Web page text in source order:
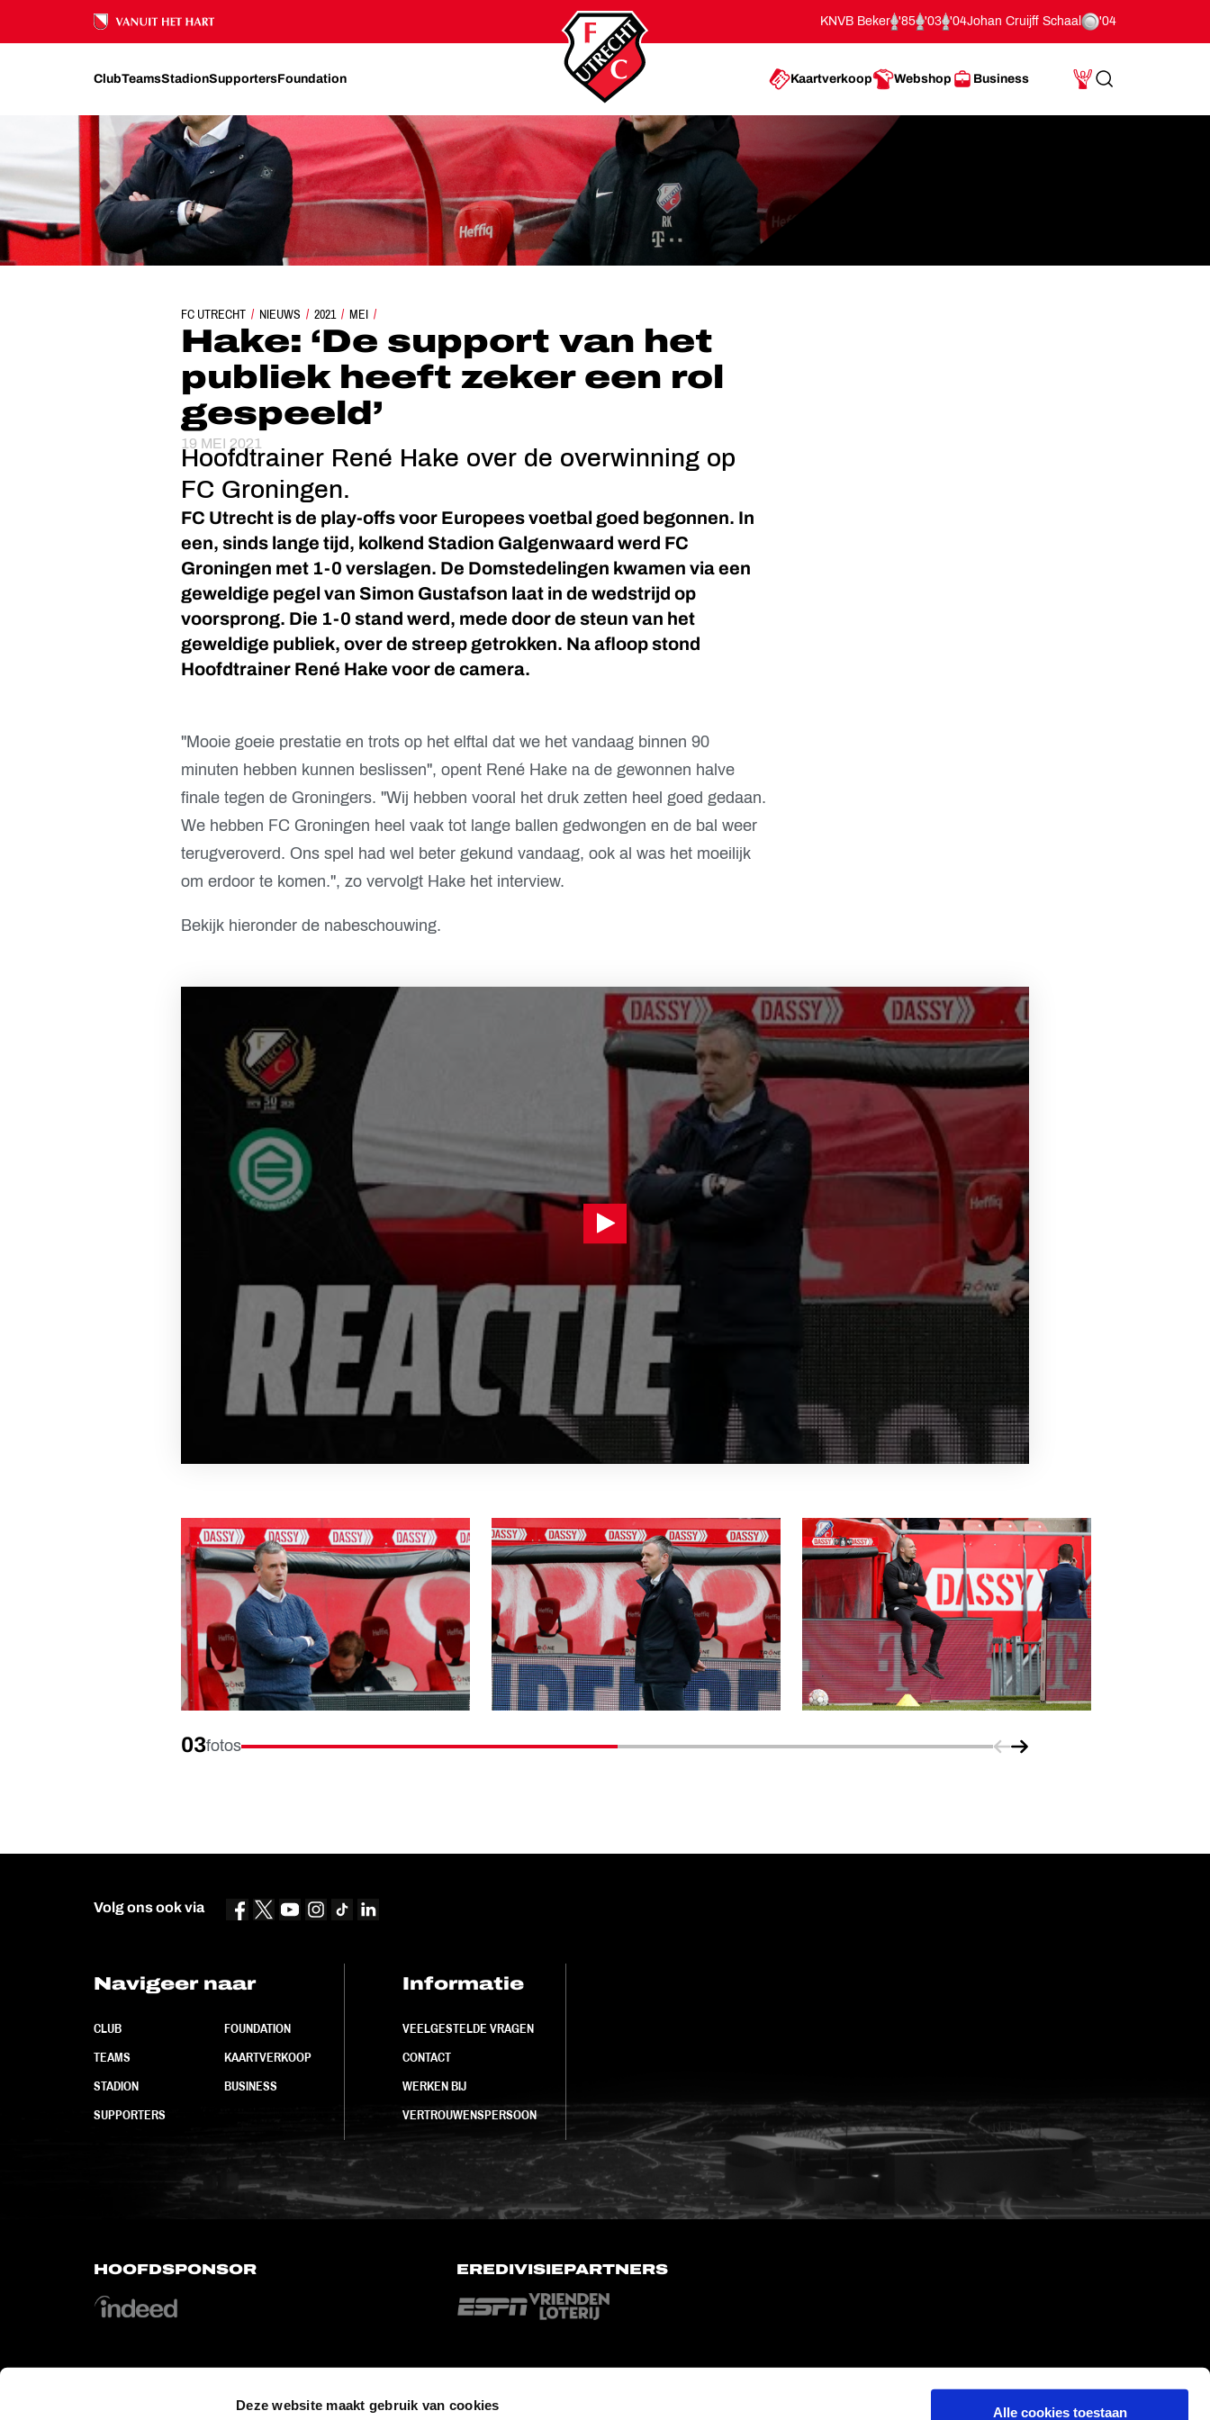
Deze website maakt gebruik van cookies Alle cookies toestaan
Ons nalatenschap
KNVB Beker '85 '03 '04Johan Cruijff Schaal '04
ClubTeamsStadionSupportersFoundation Kaartverkoop Webshop Business
Mijn Account
Search
FC UTRECHT NIEUWS 2021 MEI
HAKE: ‘DE SUPPORT VAN HET PUBLIEK HEEFT ZEKER EEN ROL GESPEELD’
Hake: ‘De support van het
publiek heeft zeker een rol
gespeeld’
19 MEI 2021
Hoofdtrainer René Hake over de overwinning op
FC Groningen.
FC Utrecht is de play-offs voor Europees voetbal goed begonnen. In
een, sinds lange tijd, kolkend Stadion Galgenwaard werd FC
Groningen met 1-0 verslagen. De Domstedelingen kwamen via een
geweldige pegel van Simon Gustafson laat in de wedstrijd op
voorsprong. Die 1-0 stand werd, mede door de steun van het
geweldige publiek, over de streep getrokken. Na afloop stond
Hoofdtrainer René Hake voor de camera.
''Mooie goeie prestatie en trots op het elftal dat we het vandaag binnen 90
minuten hebben kunnen beslissen'', opent René Hake na de gewonnen halve
finale tegen de Groningers. ''Wij hebben vooral het druk zetten heel goed gedaan.
We hebben FC Groningen heel vaak tot lange ballen gedwongen en de bal weer
terugveroverd. Ons spel had wel beter gekund vandaag, ook al was het moeilijk
om erdoor te komen.'', zo vervolgt Hake het interview.
Bekijk hieronder de nabeschouwing.
03fotos
Volg ons ook via
Navigeer naar
CLUB
TEAMS
STADION
SUPPORTERS
FOUNDATION
KAARTVERKOOP
BUSINESS
Informatie
VEELGESTELDE VRAGEN
CONTACT
WERKEN BIJ
VERTROUWENSPERSOON
HOOFDSPONSOR EREDIVISIEPARTNERS
OFFICIAL PARTNERS